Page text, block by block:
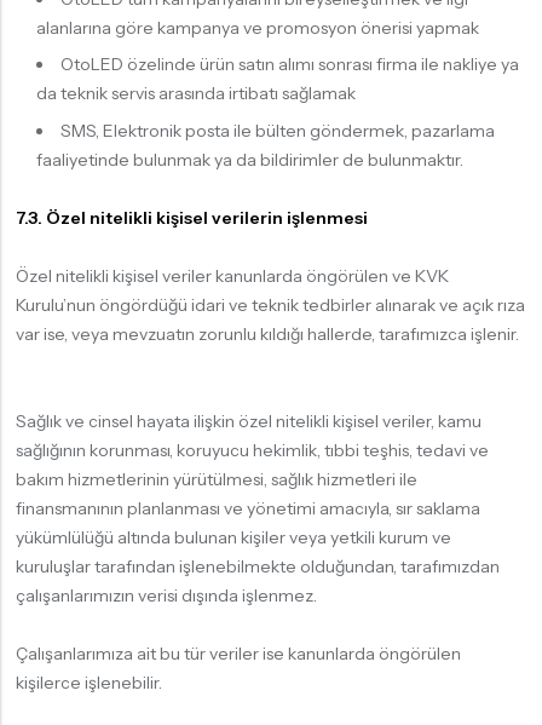
alanlarına göre kampanya ve promosyon önerisi yapmak
OtoLED özelinde ürün satın alımı sonrası firma ile nakliye ya
da teknik servis arasında irtibatı sağlamak
SMS, Elektronik posta ile bülten göndermek, pazarlama
faaliyetinde bulunmak ya da bildirimler de bulunmaktır.
7.3. Özel nitelikli kişisel verilerin işlenmesi
Özel nitelikli kişisel veriler kanunlarda öngörülen ve KVK
Kurulu’nun öngördüğü idari ve teknik tedbirler alınarak ve açık rıza
var ise, veya mevzuatın zorunlu kıldığı hallerde, tarafımızca işlenir.
Sağlık ve cinsel hayata ilişkin özel nitelikli kişisel veriler, kamu
sağlığının korunması, koruyucu hekimlik, tıbbi teşhis, tedavi ve
bakım hizmetlerinin yürütülmesi, sağlık hizmetleri ile
finansmanının planlanması ve yönetimi amacıyla, sır saklama
yükümlülüğü altında bulunan kişiler veya yetkili kurum ve
kuruluşlar tarafından işlenebilmekte olduğundan, tarafımızdan
çalışanlarımızın verisi dışında işlenmez.
Çalışanlarımıza ait bu tür veriler ise kanunlarda öngörülen
kişilerce işlenebilir.